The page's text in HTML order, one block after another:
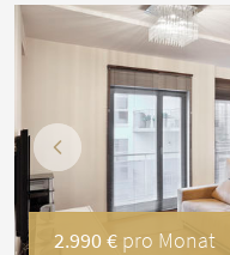
Vorherige
2.990 € pro Monat